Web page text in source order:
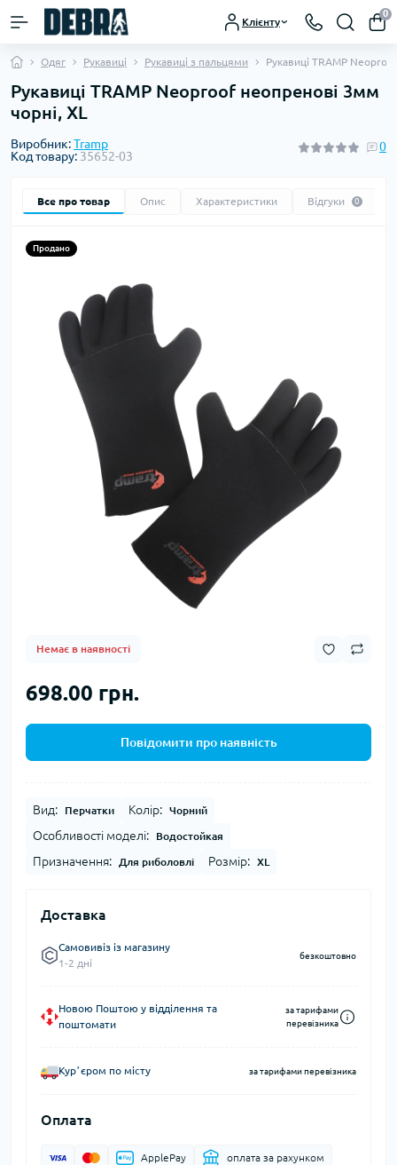
Клієнту
0
Одяг Рукавиці Рукавиці з пальцями Рукавиці TRAMP
Рукавиці TRAMP Neoproof неопренові 3мм
чорні, XL
Виробник:Tramp
Код товару: 35652-03
0
Все про товар Опис Характеристики Відгуки 0
Продано
Немає в наявності
698.00 грн.
Повідомити про наявність
Вид: Перчатки Колір: Чорний
Особливості моделі: Водостойкая
Призначення: Для риболовлі Розмір: XL
Доставка
Самовивіз із магазину
1-2 дні
безкоштовно
Новою Поштою у відділення та
поштомати
за тарифами
перевізника
Курʼєром по місту за тарифами перевізника
Оплата
ApplePay оплата за рахунком